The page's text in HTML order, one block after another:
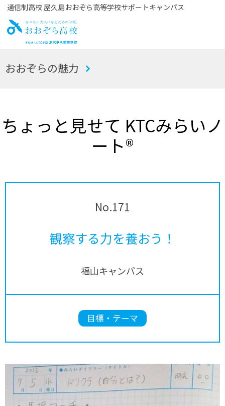
通信制高校 屋久島おおぞら高等学校サポートキャンパス
お
おおぞらの魅力
ちょっと見せて KTCみらいノ
ート®
No.171
観察する力を養おう！
福山キャンパス
目標・テーマ